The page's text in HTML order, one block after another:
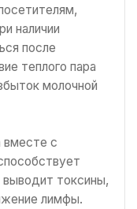
наличии
после
теплого пара
молочной
вместе с
токсины,
лимфы.